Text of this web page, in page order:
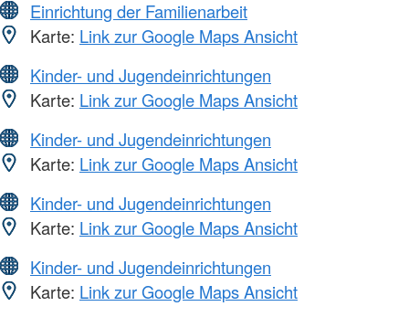
Einrichtung der Familienarbeit
Karte: Link zur Google Maps Ansicht
Kinder- und Jugendeinrichtungen
Karte: Link zur Google Maps Ansicht
Kinder- und Jugendeinrichtungen
Karte: Link zur Google Maps Ansicht
Kinder- und Jugendeinrichtungen
Karte: Link zur Google Maps Ansicht
Kinder- und Jugendeinrichtungen
Karte: Link zur Google Maps Ansicht